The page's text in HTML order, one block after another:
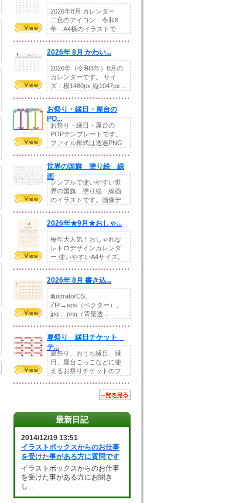
2026年8月 カレンダー
二色のアイコン 令和8
年 A4横のイラストで
2026年 8月 かわい...
2026年（令和8年）8月の
カレンダーです。 サイ
ズ：横1480px 縦1047px...
お祭り・縁日・屋台の
PO...
お祭り・縁日・屋台の
POPテンプレートです。
ファイル形式は透過PNG
世界の国旗 塗り絵 線
画
シンプルで使いやすい世
界の国旗 塗り絵 線画
のイラストです。画像デ
2026年★9月★おしゃ...
毎年大人気！おしゃれな
レトロデザインカレンダ
ー 使いやすいA4サイズ。
2026年 8月 書き込...
illustratorCS。
ZIP→eps（ベクター）、
jpg 、png（背景透...
夏祭り 縁日チケット
テ...
夏祭り、おうち縁日、縁
日、屋台ごっこなどに使
えるお祭りチケットのフ
最新日記
2014/12/19 13:51
イラストボックスからのお仕事
を受けた事がある方に質問です
イラストボックスからのお仕事
を受けた事がある方にお聞き
し...